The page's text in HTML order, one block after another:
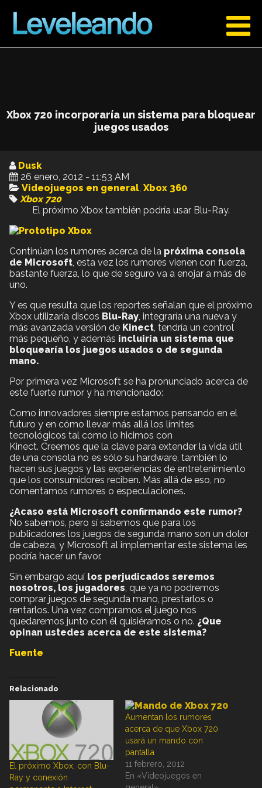
Xbox 720 incorporaría un sistema para bloquear
juegos usados
Dusk
26 enero, 2012 - 11:53 AM
Videojuegos en general Xbox 360
Xbox 720
El próximo Xbox también podría usar Blu-Ray.
Continúan los rumores acerca de la próxima consola
de Microsoft , esta vez los rumores vienen con fuerza,
bastante fuerza, lo que de seguro va a enojar a más de
uno.
Y es que resulta que los reportes señalan que el próximo
Xbox utilizaría discos Blu-Ray , integraría una nueva y
más avanzada versión de Kinect , tendría un control
más pequeño, y además incluiría un sistema que
bloquearía los juegos usados o de segunda
mano.
Por primera vez Microsoft se ha pronunciado acerca de
este fuerte rumor y ha mencionado:
Como innovadores siempre estamos pensando en el
futuro y en cómo llevar más allá los límites
tecnológicos tal como lo hicimos con
Kinect. Creemos que la clave para extender la vida útil
de una consola no es sólo su hardware, también lo
hacen sus juegos y las experiencias de entretenimiento
que los consumidores reciben. Más allá de eso, no
comentamos rumores o especulaciones.
¿Acaso está Microsoft confirmando este rumor?
No sabemos, pero sí sabemos que para los
publicadores los juegos de segunda mano son un dolor
de cabeza, y Microsoft al implementar este sistema les
podría hacer un favor.
Sin embargo aquí los perjudicados seremos
nosotros, los jugadores , que ya no podremos
comprar juegos de segunda mano, prestarlos o
rentarlos. Una vez compramos el juego nos
quedaremos junto con él quisiéramos o no. ¿Que
opinan ustedes acerca de este sistema?
Fuente
Relacionado
El próximo Xbox, con Blu-
Ray y conexión
Aumentan los rumores
acerca de que Xbox 720
usará un mando con
pantalla
11 febrero, 2012
En «Videojuegos en